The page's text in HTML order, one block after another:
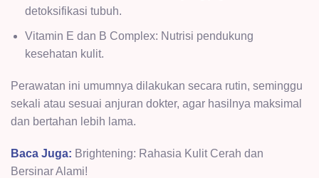
detoksifikasi tubuh.
Vitamin E dan B Complex: Nutrisi pendukung
kesehatan kulit.
Perawatan ini umumnya dilakukan secara rutin, seminggu
sekali atau sesuai anjuran dokter, agar hasilnya maksimal
dan bertahan lebih lama.
Baca Juga: Brightening: Rahasia Kulit Cerah dan
Bersinar Alami!